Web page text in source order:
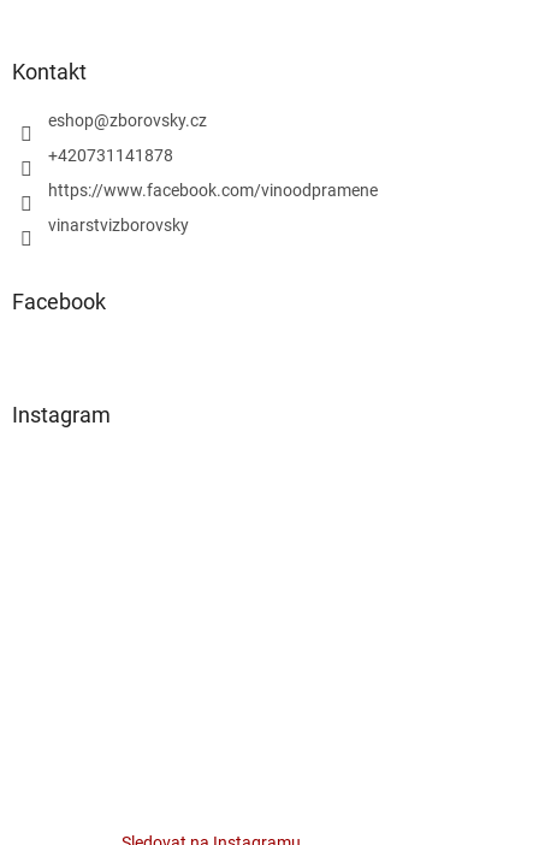
Kontakt
eshop@zborovsky.cz
+420731141878
https://www.facebook.com/vinoodpramene
vinarstvizborovsky
Facebook
Instagram